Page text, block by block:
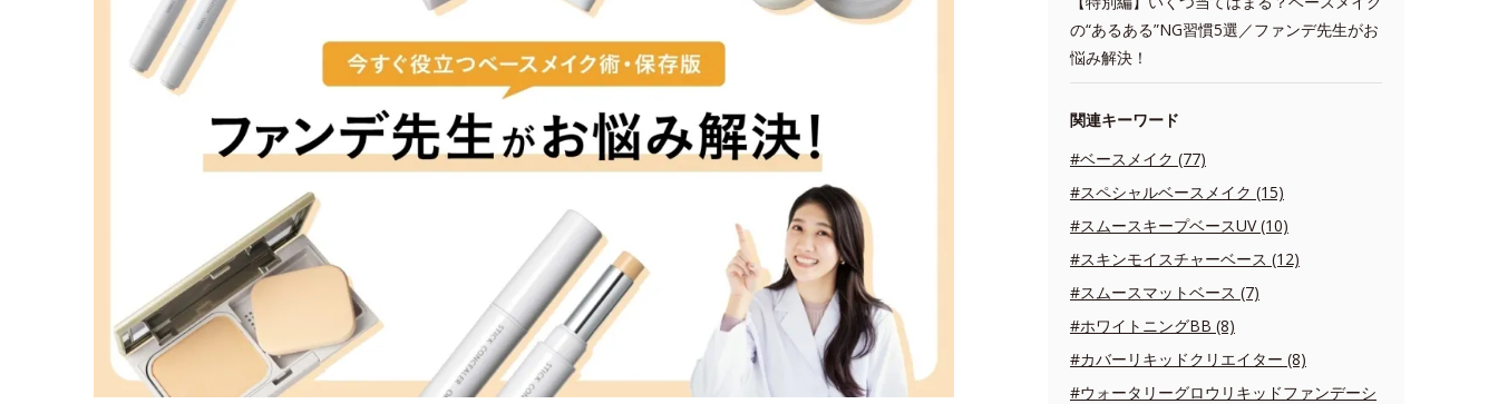
の“あるある”NG習慣5選／ファンデ先生がお
悩み解決！
関連キーワード
#ベースメイク (77)
#スペシャルベースメイク (15)
#スムースキープベースUV (10)
#スキンモイスチャーベース (12)
#スムースマットベース (7)
#ホワイトニングBB (8)
#カバーリキッドクリエイター (8)
#ウォータリーグロウリキッドファンデーシ